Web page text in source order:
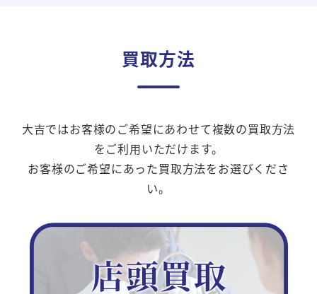
買取方法
大吉ではお客様のご希望にあわせて複数の買取方法
をご利用いただけます。
お客様のご希望にあった買取方法をお選びくださ
い。